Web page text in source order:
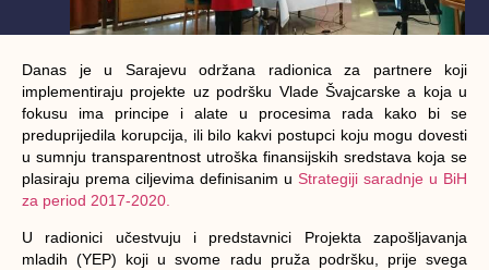
Danas je u Sarajevu održana radionica za partnere koji
implementiraju projekte uz podršku Vlade Švajcarske a koja u
fokusu ima principe i alate u procesima rada kako bi se
preduprijedila korupcija, ili bilo kakvi postupci koju mogu dovesti
u sumnju transparentnost utroška finansijskih sredstava koja se
plasiraju prema ciljevima definisanim u Strategiji saradnje u BiH
za period 2017-2020.
U radionici učestvuju i predstavnici Projekta zapošljavanja
mladih (YEP) koji u svome radu pruža podršku, prije svega